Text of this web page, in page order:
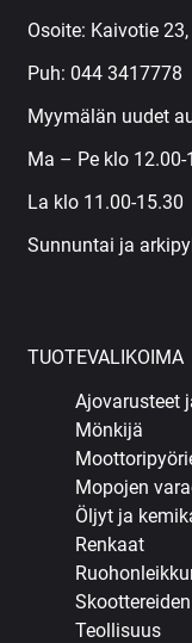
Osoite: Kaivotie
Puh: 044 3417778
Myymälän uudet
Ma – Pe klo 12.00-
La klo 11.00-15.30
Sunnuntai ja
TUOTEVALIKOIMA
Ajovarusteet
Mönkijä
Mopojen
Öljyt ja
Renkaat
Teollisuus